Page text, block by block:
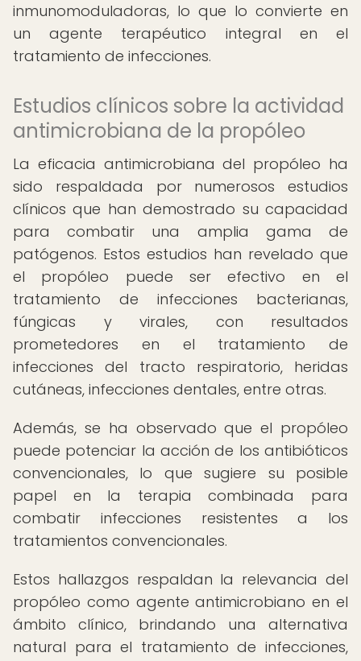
inmunomoduladoras, lo que lo convierte en
un agente terapéutico integral en el
tratamiento de infecciones.
Estudios clínicos sobre la actividad
antimicrobiana de la propóleo
La eficacia antimicrobiana del propóleo ha
sido respaldada por numerosos estudios
clínicos que han demostrado su capacidad
para combatir una amplia gama de
patógenos. Estos estudios han revelado que
el propóleo puede ser efectivo en el
tratamiento de infecciones bacterianas,
fúngicas y virales, con resultados
prometedores en el tratamiento de
infecciones del tracto respiratorio, heridas
cutáneas, infecciones dentales, entre otras.
Además, se ha observado que el propóleo
puede potenciar la acción de los antibióticos
convencionales, lo que sugiere su posible
papel en la terapia combinada para
combatir infecciones resistentes a los
tratamientos convencionales.
Estos hallazgos respaldan la relevancia del
propóleo como agente antimicrobiano en el
ámbito clínico, brindando una alternativa
natural para el tratamiento de infecciones,